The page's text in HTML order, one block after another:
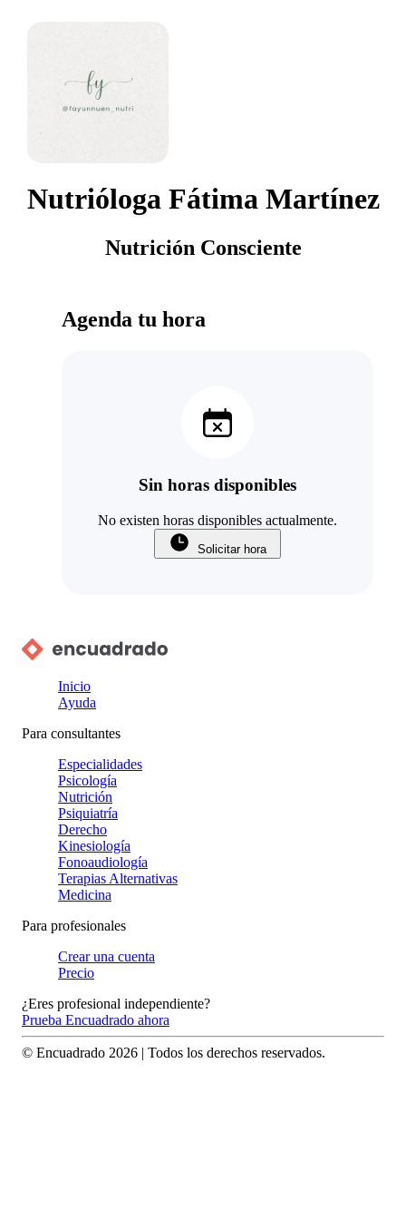
Nutrióloga Fátima Martínez
Nutrición Consciente
Agenda tu hora
Sin horas disponibles
No existen horas disponibles actualmente.
Solicitar hora
Inicio
Ayuda
Para consultantes
Especialidades
Psicología
Nutrición
Psiquiatría
Derecho
Kinesiología
Fonoaudiología
Terapias Alternativas
Medicina
Para profesionales
Crear una cuenta
Precio
¿Eres profesional independiente?
Prueba Encuadrado ahora
© Encuadrado 2026 | Todos los derechos reservados.